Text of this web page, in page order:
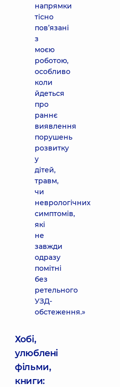
напрямки
тісно
пов’язані
з
моєю
роботою,
особливо
коли
йдеться
про
раннє
виявлення
порушень
розвитку
у
дітей,
травм,
чи
неврологічних
симптомів,
які
не
завжди
одразу
помітні
без
ретельного
УЗД-
обстеження.»
Хобі,
улюблені
фільми,
книги: